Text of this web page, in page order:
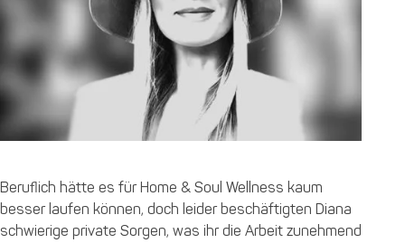
Beruflich hätte es für Home & Soul Wellness kaum
besser laufen können, doch leider beschäftigten Diana
schwierige private Sorgen, was ihr die Arbeit zunehmend